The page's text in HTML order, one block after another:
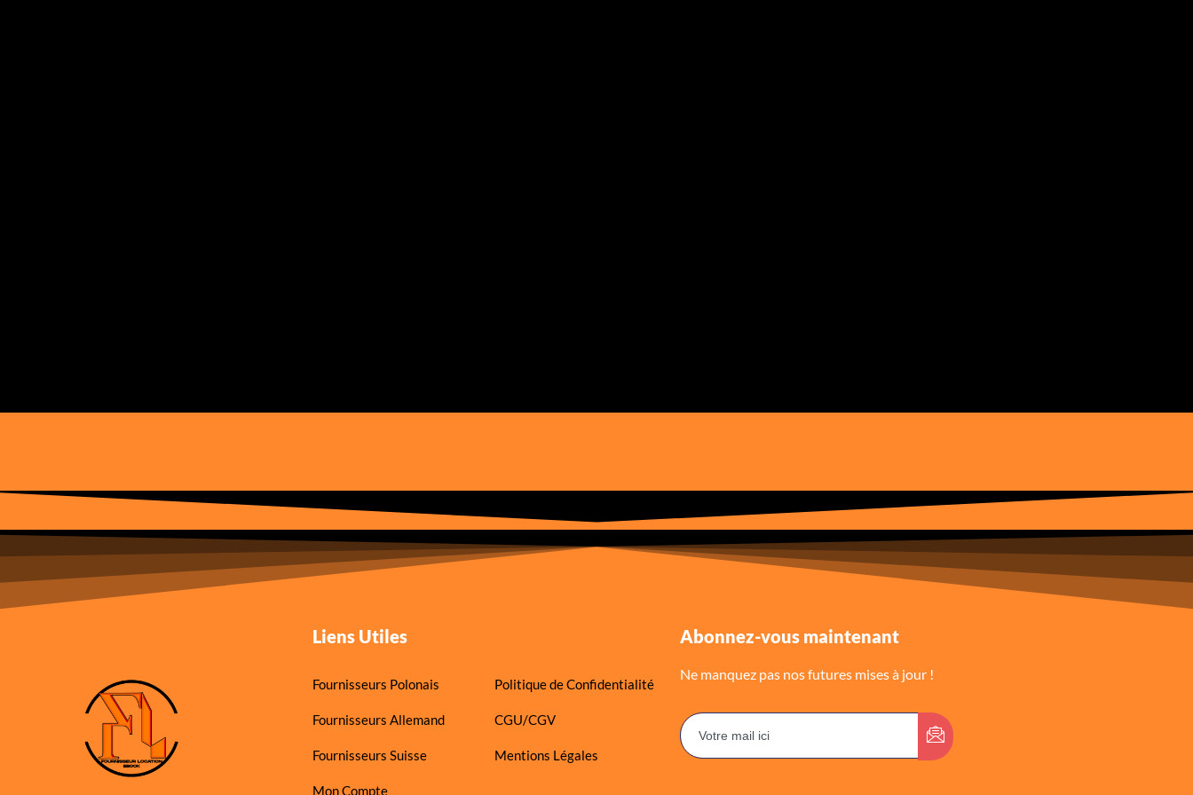
Liens Utiles
Fournisseurs Polonais
Fournisseurs Allemand
Fournisseurs Suisse
Mon Compte
Politique de Confidentialité
CGU/CGV
Mentions Légales
Abonnez-vous maintenant
Ne manquez pas nos futures mises à jour !